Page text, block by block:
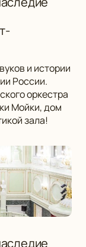
и истории
России.
оркестра
Мойки, дом
зала!